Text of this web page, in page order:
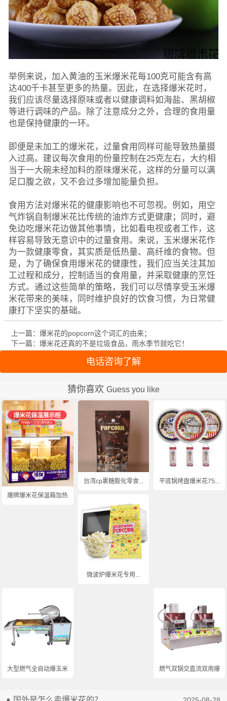
举例来说，加入黄油的玉米爆米花每100克可能含有高
达400千卡甚至更多的热量。因此，在选择爆米花时，
我们应该尽量选择原味或者以健康调料如海盐、黑胡椒
等进行调味的产品。除了注意成分之外，合理的食用量
也是保持健康的一环。
即便是未加工的爆米花，过量食用同样可能导致热量摄
入过高。建议每次食用的份量控制在25克左右，大约相
当于一大碗未经加料的原味爆米花，这样的分量可以满
足口腹之欲，又不会过多增加能量负担。
食用方法对爆米花的健康影响也不可忽视。例如，用空
气炸锅自制爆米花比传统的油炸方式更健康；同时，避
免边吃爆米花边做其他事情，比如看电视或者工作，这
样容易导致无意识中的过量食用。来说，玉米爆米花作
为一款健康零食，其实质是低热量、高纤维的食物。但
是，为了确保食用爆米花的健康性，我们应当关注其加
工过程和成分，控制适当的食用量，并采取健康的烹饪
方式。通过这些简单的策略，我们可以尽情享受玉米爆
米花带来的美味，同时维护良好的饮食习惯，为日常健
康打下坚实的基础。
上一篇：爆米花的popcorn这个词汇的由来；
下一篇：爆米花还真的不是垃圾食品，雨水季节就吃它！
电话咨询了解
猜你喜欢 Guess you like
爆牌爆米花保温箱加热...
台湾cp裹糖膨化零食... 平底锅烤盘爆米花75...
微波炉爆米花专用...
大型燃气全自动爆玉米... 燃气双锅交直流双用爆...